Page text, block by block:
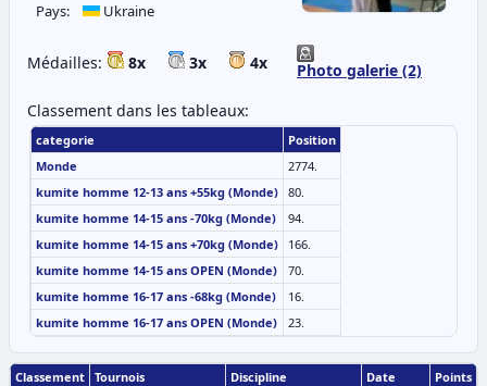
Photo galerie (2)
Pays:
Ukraine
Médailles: 8x 3x 4x
Classement dans les tableaux:
categorie
Position
Monde
2774.
kumite homme 12-13 ans +55kg (Monde) 80.
kumite homme 14-15 ans -70kg (Monde)
94.
kumite homme 14-15 ans +70kg (Monde)
166.
kumite homme 14-15 ans OPEN (Monde)
70.
kumite homme 16-17 ans -68kg (Monde)
16.
kumite homme 16-17 ans OPEN (Monde)
23.
Classement Tournois Discipline Date Points